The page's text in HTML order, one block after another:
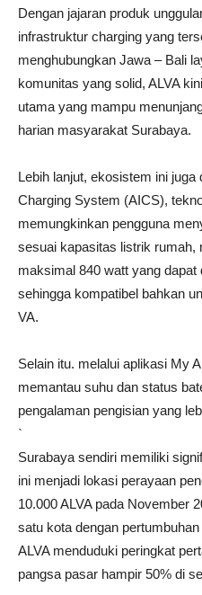
Dengan jajaran produk
infrastruktur charging yang
menghubungkan Jawa – Bali
komunitas yang solid, ALVA
utama yang mampu
harian masyarakat Surabaya.
Lebih lanjut, ekosistem ini juga
Charging System (AICS),
memungkinkan pengguna
sesuai kapasitas listrik rumah,
maksimal 840 watt yang dapat
sehingga kompatibel bahkan
VA.
Selain itu. melalui aplikasi My
memantau suhu dan status
pengalaman pengisian yang
`
Surabaya sendiri memiliki
ini menjadi lokasi perayaan
10.000 ALVA pada November
satu kota dengan
ALVA menduduki peringkat
pangsa pasar hampir 50% di